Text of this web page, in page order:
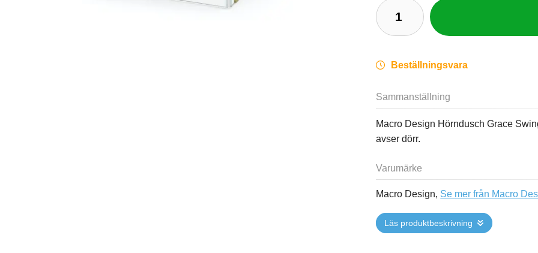
Beställningsvara
Sammanställning
Macro Design Hörndusch Grace
avser dörr.
Varumärke
Macro Design, Se mer från Macro
Läs produktbeskrivning